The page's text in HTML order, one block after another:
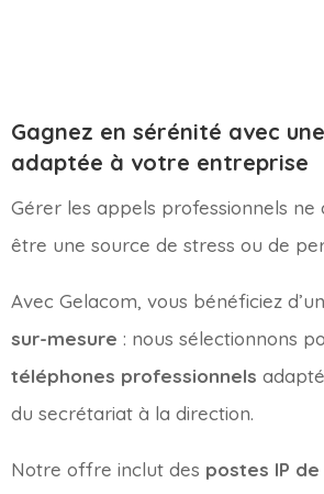
Gagnez en sérénité avec
adaptée à votre entreprise
Gérer les appels professionnels ne
être une source de stress ou de
Avec Gelacom, vous bénéficiez
sur-mesure : nous sélectionnons
téléphones professionnels
du secrétariat à la direction.
Notre offre inclut des postes IP